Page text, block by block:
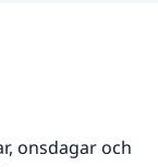
onsdagar och